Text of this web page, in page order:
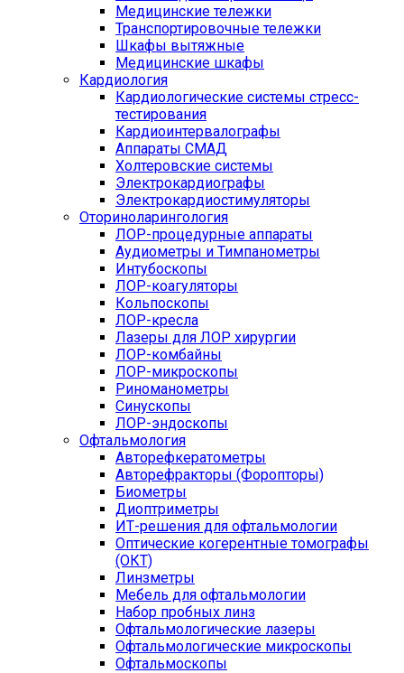
Медицинские тележки
Транспортировочные тележки
Шкафы вытяжные
Медицинские шкафы
Кардиология
Кардиологические системы стресс-
тестирования
Кардиоинтервалографы
Аппараты СМАД
Холтеровские системы
Электрокардиографы
Электрокардиостимуляторы
Оториноларингология
ЛОР-процедурные аппараты
Аудиометры и Тимпанометры
Интубоскопы
ЛОР-коагуляторы
Кольпоскопы
ЛОР-кресла
Лазеры для ЛОР хирургии
ЛОР-комбайны
ЛОР-микроскопы
Риноманометры
Синускопы
ЛОР-эндоскопы
Офтальмология
Авторефкератометры
Авторефракторы (Форопторы)
Биометры
Диоптриметры
ИТ-решения для офтальмологии
Оптические когерентные томографы
(ОКТ)
Линзметры
Мебель для офтальмологии
Набор пробных линз
Офтальмологические лазеры
Офтальмологические микроскопы
Офтальмоскопы